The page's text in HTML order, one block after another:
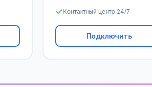
Контактный центр 24/7
Подключить